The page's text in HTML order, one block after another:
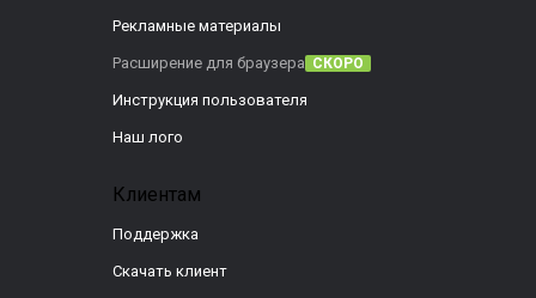
Рекламные материалы
Расширение для браузера СКОРО
Инструкция пользователя
Наш лого
Клиентам
Поддержка
Скачать клиент